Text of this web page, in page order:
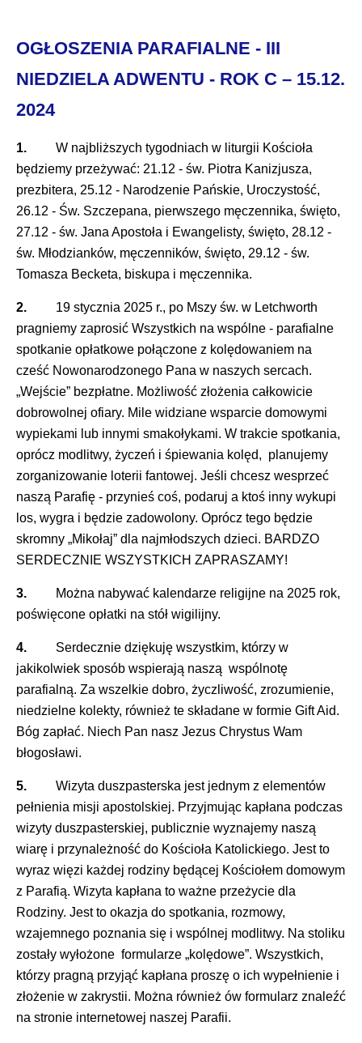
OGŁOSZENIA PARAFIALNE - III
NIEDZIELA ADWENTU - ROK C – 15.12.
2024
1. W najbliższych tygodniach w liturgii Kościoła
będziemy przeżywać: 21.12 - św. Piotra Kanizjusza,
prezbitera, 25.12 - Narodzenie Pańskie, Uroczystość,
26.12 - Św. Szczepana, pierwszego męczennika, święto,
27.12 - św. Jana Apostoła i Ewangelisty, święto, 28.12 -
św. Młodzianków, męczenników, święto, 29.12 - św.
Tomasza Becketa, biskupa i męczennika.
2. 19 stycznia 2025 r., po Mszy św. w Letchworth
pragniemy zaprosić Wszystkich na wspólne - parafialne
spotkanie opłatkowe połączone z kolędowaniem na
cześć Nowonarodzonego Pana w naszych sercach.
„Wejście” bezpłatne. Możliwość złożenia całkowicie
dobrowolnej ofiary. Mile widziane wsparcie domowymi
wypiekami lub innymi smakołykami. W trakcie spotkania,
oprócz modlitwy, życzeń i śpiewania kolęd, planujemy
zorganizowanie loterii fantowej. Jeśli chcesz wesprzeć
naszą Parafię - przynieś coś, podaruj a ktoś inny wykupi
los, wygra i będzie zadowolony. Oprócz tego będzie
skromny „Mikołaj” dla najmłodszych dzieci. BARDZO
SERDECZNIE WSZYSTKICH ZAPRASZAMY!
3. Można nabywać kalendarze religijne na 2025 rok,
poświęcone opłatki na stół wigilijny.
4. Serdecznie dziękuję wszystkim, którzy w
jakikolwiek sposób wspierają naszą wspólnotę
parafialną. Za wszelkie dobro, życzliwość, zrozumienie,
niedzielne kolekty, również te składane w formie Gift Aid.
Bóg zapłać. Niech Pan nasz Jezus Chrystus Wam
błogosławi.
5. Wizyta duszpasterska jest jednym z elementów
pełnienia misji apostolskiej. Przyjmując kapłana podczas
wizyty duszpasterskiej, publicznie wyznajemy naszą
wiarę i przynależność do Kościoła Katolickiego. Jest to
wyraz więzi każdej rodziny będącej Kościołem domowym
z Parafią. Wizyta kapłana to ważne przeżycie dla
Rodziny. Jest to okazja do spotkania, rozmowy,
wzajemnego poznania się i wspólnej modlitwy. Na stoliku
zostały wyłożone formularze „kolędowe”. Wszystkich,
którzy pragną przyjąć kapłana proszę o ich wypełnienie i
złożenie w zakrystii. Można również ów formularz znaleźć
na stronie internetowej naszej Parafii.